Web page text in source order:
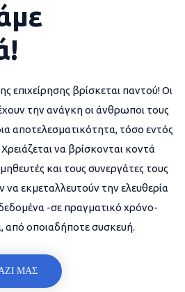
επιχείρησης βρίσκεται παντού! Οι
την ανάγκη οι άνθρωποι τους
αποτελεσματικότητα, τόσο εντός
να βρίσκονται κοντά
και τους συνεργάτες τους
εκμεταλλευτούν την ελευθερία
-σε πραγματικό χρόνο-
από οποιαδήποτε συσκευή.
ΜΑΣ